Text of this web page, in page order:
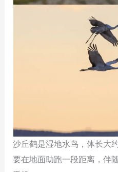
沙丘鹤是湿地水鸟，体长大
要在地面助跑一段距离，伴